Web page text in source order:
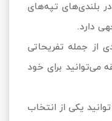
بلندی‌های تپه‌های
دارد.
از جمله تفریحاتی
می‌توانید برای خود
یکی از انتخاب